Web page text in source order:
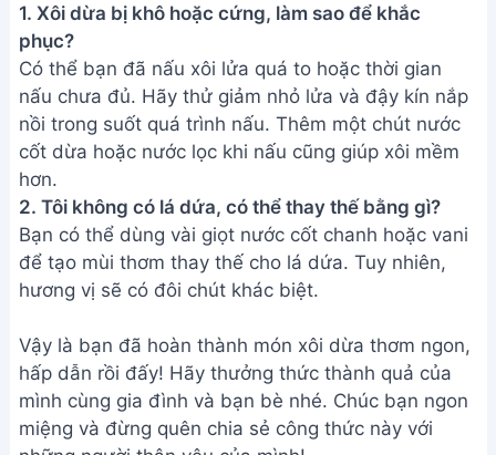
1. Xôi dừa bị khô hoặc cứng, làm sao để khắc
phục?
Có thể bạn đã nấu xôi lửa quá to hoặc thời gian
nấu chưa đủ. Hãy thử giảm nhỏ lửa và đậy kín nắp
nồi trong suốt quá trình nấu. Thêm một chút nước
cốt dừa hoặc nước lọc khi nấu cũng giúp xôi mềm
hơn.
2. Tôi không có lá dứa, có thể thay thế bằng gì?
Bạn có thể dùng vài giọt nước cốt chanh hoặc vani
để tạo mùi thơm thay thế cho lá dứa. Tuy nhiên,
hương vị sẽ có đôi chút khác biệt.
Vậy là bạn đã hoàn thành món xôi dừa thơm ngon,
hấp dẫn rồi đấy! Hãy thưởng thức thành quả của
mình cùng gia đình và bạn bè nhé. Chúc bạn ngon
miệng và đừng quên chia sẻ công thức này với